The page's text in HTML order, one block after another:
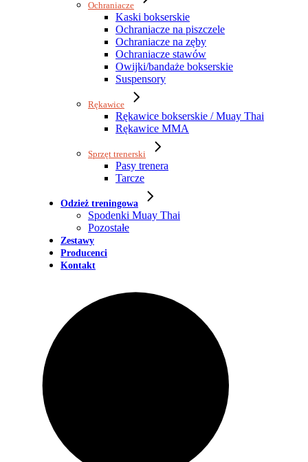
Ochraniacze
Kaski bokserskie
Ochraniacze na piszczele
Ochraniacze na zęby
Ochraniacze stawów
Owijki/bandaże bokserskie
Suspensory
Rękawice
Rękawice bokserskie / Muay Thai
Rękawice MMA
Sprzęt trenerski
Pasy trenera
Tarcze
Odzież treningowa
Spodenki Muay Thai
Pozostałe
Zestawy
Producenci
Kontakt